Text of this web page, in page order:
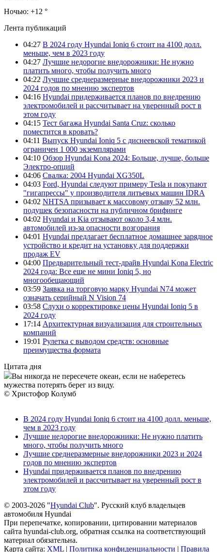
Ночью: +12 °
Лента публикаций
04:27 В 2024 году Hyundai Ioniq 6 стоит на 4100 долл.
меньше, чем в 2023 году
04:27 Лучшие недорогие внедорожники: Не нужно
платить много, чтобы получить много
04:22 Лучшие среднеразмерные внедорожники 2023 и
2024 годов по мнению экспертов
04:16 Hyundai придерживается планов по внедрению
электромобилей и рассчитывает на уверенный рост в
этом году
04:15 Тест багажа Hyundai Santa Cruz: сколько
поместится в кровать?
04:11 Выпуск Hyundai Ioniq 5 с диснеевской тематикой
ограничен 1 000 экземплярами
04:10 Обзор Hyundai Kona 2024: Больше, лучше, больше
Электро-опций
04:06 Свалка: 2004 Hyundai XG350L
04:03 Ford, Hyundai следуют примеру Tesla и покупают
"гигапрессы" у производителя литьевых машин IDRA
04:02 NHTSA призывает к массовому отзыву 52 млн.
подушек безопасности на публичном брифинге
04:02 Hyundai и Kia отзывают около 3,4 млн.
автомобилей из-за опасности возгорания
04:01 Hyundai предлагает бесплатное домашнее зарядное
устройство и кредит на установку для поддержки
продаж EV
04:00 Предварительный тест-драйв Hyundai Kona Electric
2024 года: Все еще не мини Ioniq 5, но
многообещающий
03:59 Заявка на торговую марку Hyundai N74 может
означать серийный N Vision 74
03:58 Слухи о корректировке цены Hyundai Ioniq 5 в
2024 году
17:14 Архитектурная визуализация для строительных
компаний
19:01 Рулетка с выводом средств: основные
преимущества формата
Цитата дня
Вы никогда не пересечете океан, если не наберетесь
мужества потерять берег из виду.
© Христофор Колумб
В 2024 году Hyundai Ioniq 6 стоит на 4100 долл. меньше,
чем в 2023 году
Лучшие недорогие внедорожники: Не нужно платить
много, чтобы получить много
Лучшие среднеразмерные внедорожники 2023 и 2024
годов по мнению экспертов
Hyundai придерживается планов по внедрению
электромобилей и рассчитывает на уверенный рост в
этом году
© 2003-2026 "Hyundai Club". Русский клуб владельцев
автомобиля Hyundai
При перепечатке, копировании, цитировании материалов
сайта hyundai-club.org, обратная ссылка на соответствующий
материал обязательна.
Карта сайта: XML | Политика конфиденциальности | Правила